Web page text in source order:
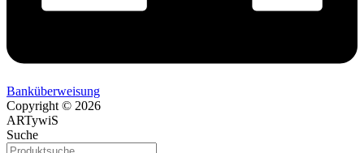
Banküberweisung
Copyright © 2026
ARTywiS
Suche